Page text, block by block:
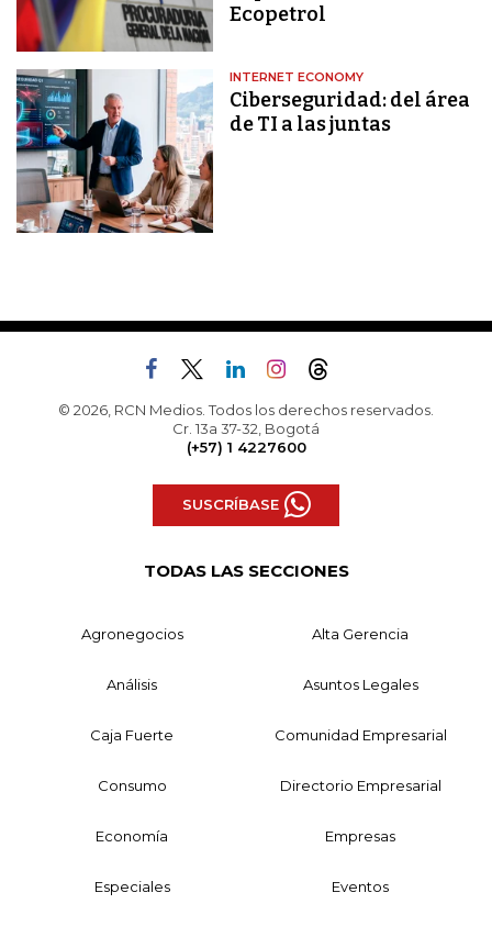
Ecopetrol
INTERNET ECONOMY
Ciberseguridad: del área
de TI a las juntas
© 2026, RCN Medios. Todos los derechos reservados.
Cr. 13a 37-32, Bogotá
(+57) 1 4227600
SUSCRÍBASE
TODAS LAS SECCIONES
Agronegocios Alta Gerencia
Análisis Asuntos Legales
Caja Fuerte Comunidad Empresarial
Consumo Directorio Empresarial
Economía Empresas
Especiales Eventos